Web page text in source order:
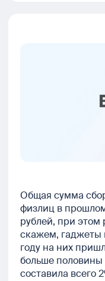
Общая сумма
физлиц в
рублей, при этом
скажем, гаджеты
году на них
больше половины
составила всего